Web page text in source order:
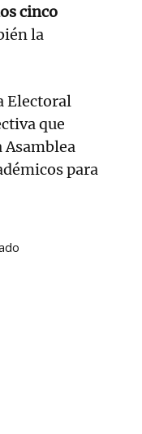
cinco
la
Electoral
que
Asamblea
para